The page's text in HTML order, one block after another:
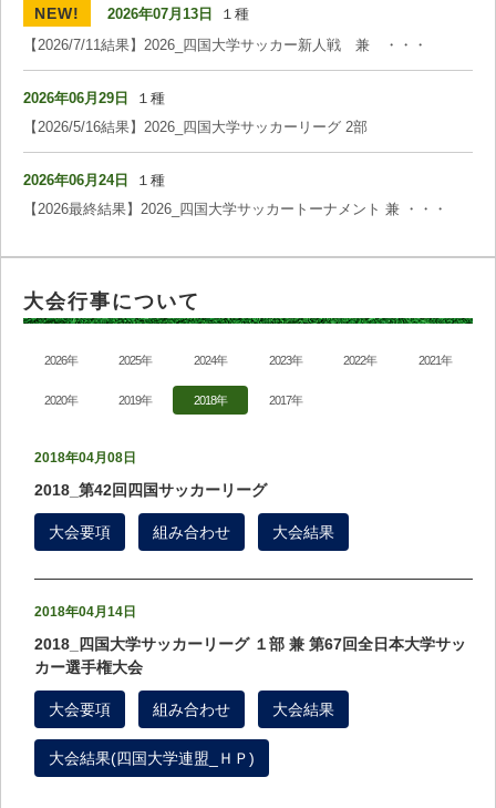
2026年07月13日
１種
【2026/7/11結果】2026_四国大学サッカー新人戦 兼 ・・・
2026年06月29日
１種
【2026/5/16結果】2026_四国大学サッカーリーグ 2部
2026年06月24日
１種
【2026最終結果】2026_四国大学サッカートーナメント 兼 ・・・
大会行事について
2026年 2025年 2024年 2023年 2022年 2021年
2020年 2019年 2018年 2017年
2018年04月08日
2018_第42回四国サッカーリーグ
大会要項 組み合わせ 大会結果
2018年04月14日
2018_四国大学サッカーリーグ １部 兼 第67回全日本大学サッ
カー選手権大会
大会要項 組み合わせ 大会結果
大会結果(四国大学連盟_ＨＰ)